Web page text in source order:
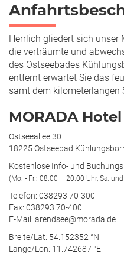
Herrlich gliedert sich unser
die verträumte und
des Ostseebades
entfernt erwartet Sie das
samt dem kilometerlangen
MORADA
Ostseeallee 30
18225 Ostseebad
Kostenlose Info- und
(Mo. - Fr.: 08.00 – 20.00 Uhr, Sa.
Telefon: 038293 70-300
Fax: 038293 70-400
E-Mail: arendsee@morada.de
Breite/Lat: 54.152352 °N
Länge/Lon: 11.742687 °E